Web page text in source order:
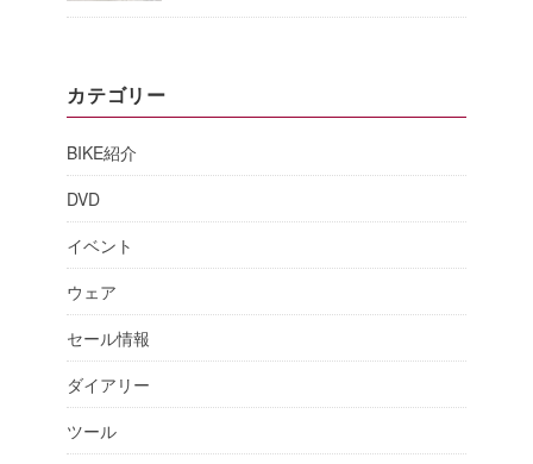
カテゴリー
BIKE紹介
DVD
イベント
ウェア
セール情報
ダイアリー
ツール